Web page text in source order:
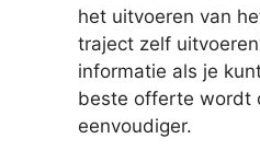
het uitvoeren van
traject zelf
informatie als je
beste offerte wordt
eenvoudiger.